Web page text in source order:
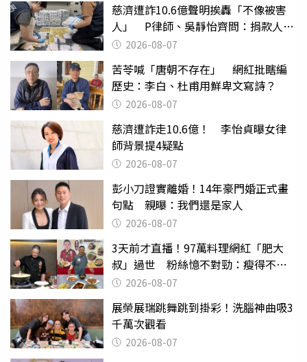
慈濟遭詐10.6億聲明挨轟「不像被害
人」 P律師、吳靜怡齊問：捐款人有
權知道真相
2026-08-07
苦苓喊「唐朝不存在」 網紅批瞎編
歷史：李白、杜甫用鮮卑文寫詩？
2026-08-07
慈濟遭詐走10.6億！ 李怡貞曝女律
師背景提4疑點
2026-08-07
彭小刀證實離婚！14年豪門婚正式畫
句點 親曝：我們還是家人
2026-08-07
3天前才直播！97萬料理網紅「肥大
叔」過世 粉絲憶不對勁：瘦得不合
理 2026-08-07
展榮展瑞跳舞跳到掛彩！洗腦神曲吸3
千萬次觀看
2026-08-07